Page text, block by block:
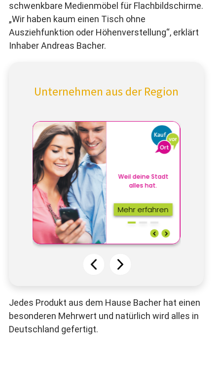
schwenkbare Medienmöbel für Flachbildschirme.
„Wir haben kaum einen Tisch ohne
Ausziehfunktion oder Höhenverstellung“, erklärt
Inhaber Andreas Bacher.
Unternehmen aus der Region
Jedes Produkt aus dem Hause Bacher hat einen
besonderen Mehrwert und natürlich wird alles in
Deutschland gefertigt.